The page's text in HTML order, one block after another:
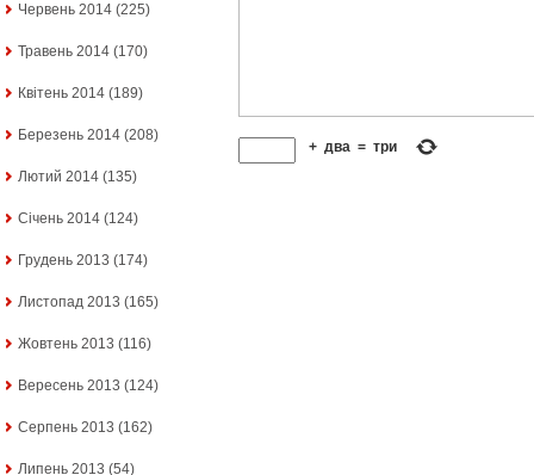
Червень 2014 (225)
Травень 2014 (170)
Квітень 2014 (189)
Березень 2014 (208)
Лютий 2014 (135)
Січень 2014 (124)
Грудень 2013 (174)
Листопад 2013 (165)
Жовтень 2013 (116)
Вересень 2013 (124)
Серпень 2013 (162)
Липень 2013 (54)
+ два = три